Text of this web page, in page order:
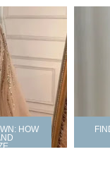
HOW